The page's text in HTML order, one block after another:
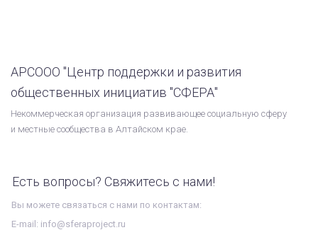
АРСООО "Центр поддержки и развития
общественных инициатив "СФЕРА"
Некоммерческая организация развивающее социальную сферу
и местные сообщества в Алтайском крае.
Есть вопросы? Свяжитесь с нами!
Вы можете связаться с нами по контактам:
E-mail: info@sferaproject.ru